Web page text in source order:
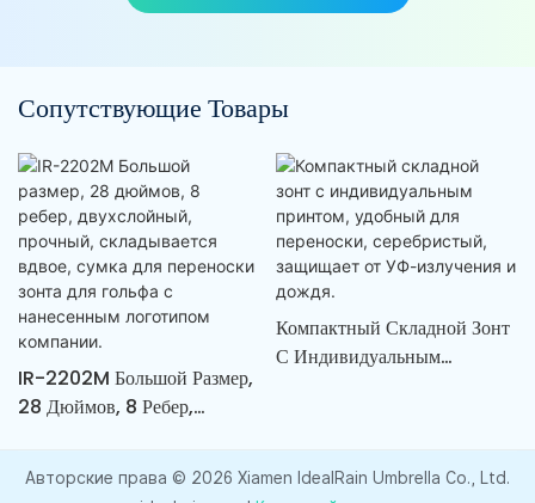
Сопутствующие Товары
IR-2202M Большой Размер,
28 Дюймов, 8 Ребер,
Для Переноски Зонта Для
Компактный Складной Зонт
С Индивидуальным
И Дождя.
Авторские права © 2026 Xiamen IdealRain Umbrella Co., Ltd.